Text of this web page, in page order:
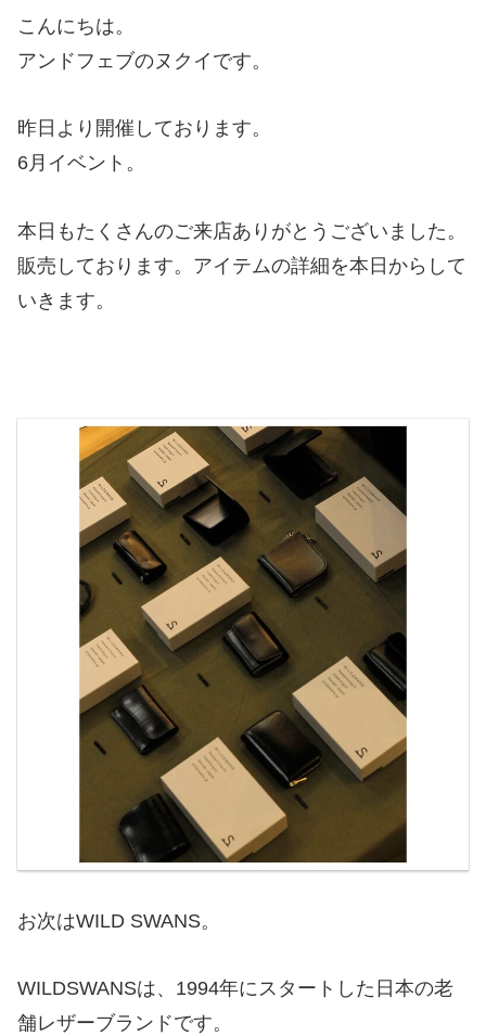
こんにちは。
アンドフェブのヌクイです。
昨日より開催しております。
6月イベント。
本日もたくさんのご来店ありがとうございました。
販売しております。アイテムの詳細を本日からして
いきます。
お次はWILD SWANS。
WILDSWANSは、1994年にスタートした日本の老
舗レザーブランドです。